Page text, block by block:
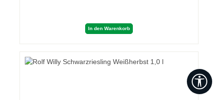
In den Warenkorb